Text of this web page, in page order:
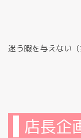
迷う暇を与えない（
店長企